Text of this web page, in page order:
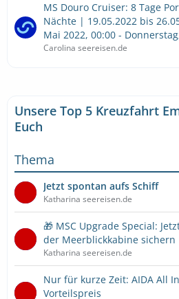
MS Douro Cruiser: 8 Tage
Nächte | 19.05.2022 bis
Mai 2022, 00:00 -
Carolina seereisen.de
Unsere Top 5 Kreuzfahrt
Euch
Thema
Jetzt spontan aufs Schiff
Katharina seereisen.de
🎁 MSC Upgrade Special:
der Meerblickkabine sichern
Katharina seereisen.de
Nur für kurze Zeit: AIDA All
Vorteilspreis